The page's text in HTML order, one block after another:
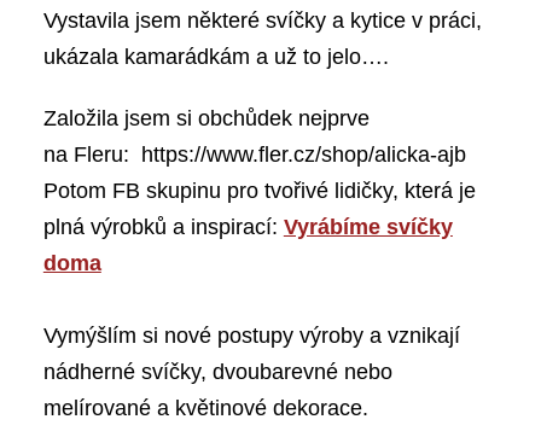
Vystavila jsem některé svíčky a kytice v práci,
ukázala kamarádkám a už to jelo….
Založila jsem si obchůdek nejprve
na Fleru: https://www.fler.cz/shop/alicka-ajb
Potom FB skupinu pro tvořivé lidičky, která je
plná výrobků a inspirací: Vyrábíme svíčky
doma
Vymýšlím si nové postupy výroby a vznikají
nádherné svíčky, dvoubarevné nebo
melírované a květinové dekorace.